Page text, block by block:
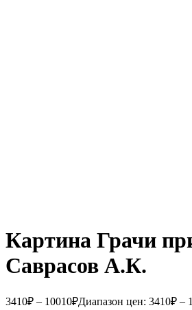
Картина Грачи
Саврасов А.К.
3410₽ – 10010₽Диапазон цен: 3410₽ –